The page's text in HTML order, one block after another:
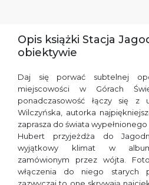
Opis książki Stacja
obiektywie
Daj się porwać subtelnej
miejscowości w Górach
ponadczasowość łączy się z
Wilczyńska, autorka
zaprasza do świata
Hubert przyjeżdża do
wyjątkowy klimat w
zamówionym przez wójta.
włączenia do niego starych